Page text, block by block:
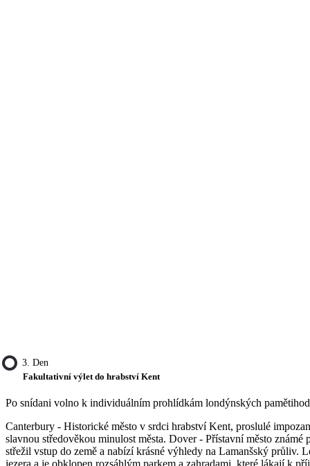
3. Den
Fakultativní výlet do hrabství Kent
Po snídani volno k individuálním prohlídkám londýnských
Canterbury - Historické město v srdci hrabství Kent, proslulé
slavnou středověkou minulost města. Dover - Přístavní město
střežil vstup do země a nabízí krásné výhledy na Lamanšský průliv.